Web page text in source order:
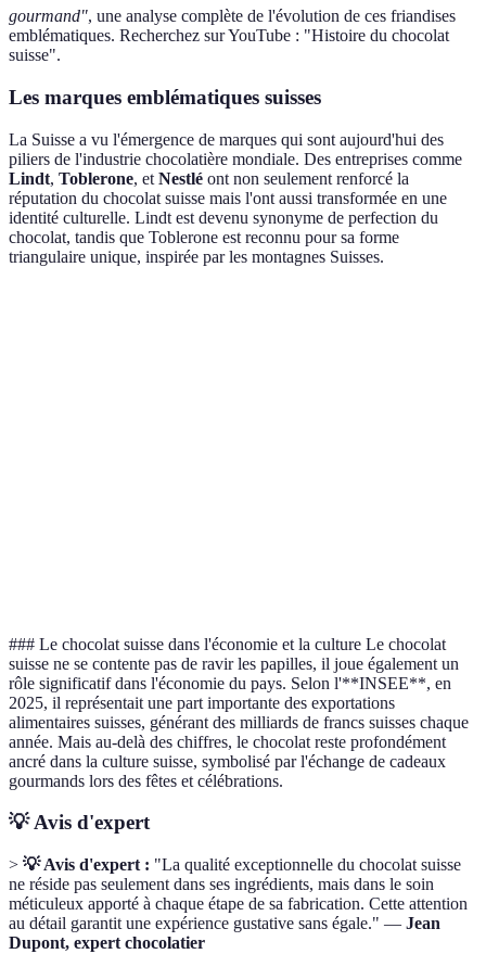
gourmand", une analyse complète de l'évolution de ces friandises
emblématiques. Recherchez sur YouTube : "Histoire du chocolat
suisse".
Les marques emblématiques suisses
La Suisse a vu l'émergence de marques qui sont aujourd'hui des
piliers de l'industrie chocolatière mondiale. Des entreprises comme
Lindt, Toblerone, et Nestlé ont non seulement renforcé la
réputation du chocolat suisse mais l'ont aussi transformée en une
identité culturelle. Lindt est devenu synonyme de perfection du
chocolat, tandis que Toblerone est reconnu pour sa forme
triangulaire unique, inspirée par les montagnes Suisses.
### Le chocolat suisse dans l'économie et la culture Le chocolat
suisse ne se contente pas de ravir les papilles, il joue également un
rôle significatif dans l'économie du pays. Selon l'**INSEE**, en
2025, il représentait une part importante des exportations
alimentaires suisses, générant des milliards de francs suisses chaque
année. Mais au-delà des chiffres, le chocolat reste profondément
ancré dans la culture suisse, symbolisé par l'échange de cadeaux
gourmands lors des fêtes et célébrations.
💡 Avis d'expert
> 💡 Avis d'expert : "La qualité exceptionnelle du chocolat suisse
ne réside pas seulement dans ses ingrédients, mais dans le soin
méticuleux apporté à chaque étape de sa fabrication. Cette attention
au détail garantit une expérience gustative sans égale." — Jean
Dupont, expert chocolatier